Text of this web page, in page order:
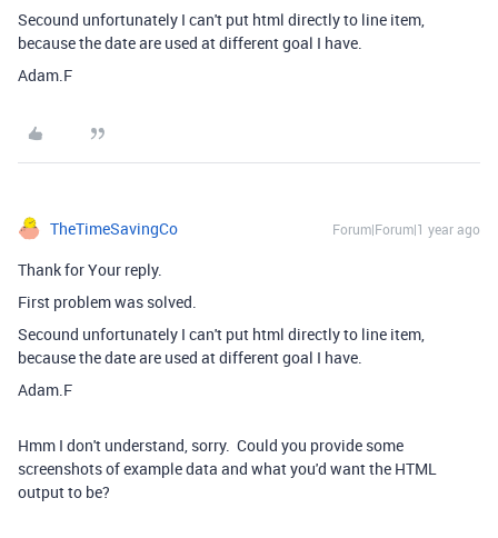
Secound unfortunately I can't put html directly to line item,
because the date are used at different goal I have.
Adam.F
TheTimeSavingCo Forum|Forum|1 year ago
Thank for Your reply.
First problem was solved.
Secound unfortunately I can't put html directly to line item,
because the date are used at different goal I have.
Adam.F
Hmm I don't understand, sorry. Could you provide some
screenshots of example data and what you'd want the HTML
output to be?